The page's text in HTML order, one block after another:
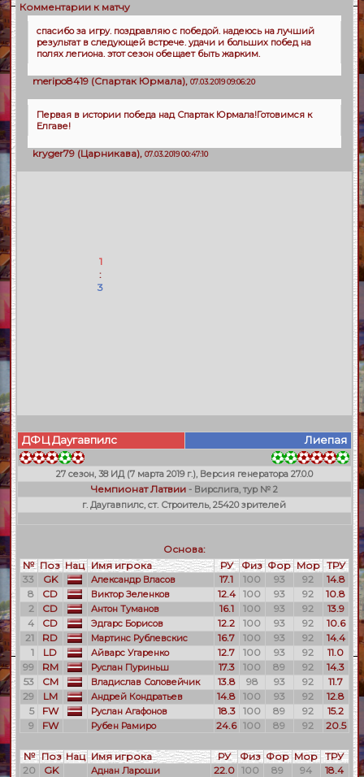
Комментарии к матчу
спасибо за игру. поздравляю с победой. надеюсь на лучший
результат в следующей встрече. удачи и больших побед на
полях легиона. этот сезон обещает быть жарким.
meripo8419(Спартак Юрмала), 07.03.2019 09:06:20
Первая в истории победа над Спартак Юрмала!Готовимся к
Елгаве!
kryger79(Царникава), 07.03.2019 00:47:10
1
:
3
ДФЦ Даугавпилс Лиепая
27 сезон, 38 ИД (7 марта 2019 г.), Версия генератора 27.0.0
Чемпионат Латвии- Вирслига, тур № 2
г. Даугавпилс, ст. Строитель, 25420 зрителей
Основа:
№ Поз Нац Имя игрока РУ Физ Фор Мор ТРУ
33
GK Александр Власов 17.1 100 93 92
14.8
8
CD Виктор Зеленков 12.4 100 93 92
10.8
2
CD Антон Туманов 16.1 100 93 92
13.9
4
CD Эдгарс Борисов 12.2 100 93 92
10.6
21
RD Мартинс Рублевскис 16.7 100 93 92
14.4
1
LD Айварс Угаренко 12.7 100 93 92
11.0
99
RM Руслан Пуриньш 17.3 100 89 92
14.3
53
CM Владислав Соловейчик 13.8 98 93 92
11.7
29
LM Андрей Кондратьев 14.8 100 93 92
12.8
5
FW Руслан Агафонов 18.3 100 89 92
15.2
9
FW Рубен Рамиро 24.6 100 89 92 20.5
№ Поз Нац Имя игрока РУ Физ Фор Мор ТРУ
20
GK Аднан Лароши 22.0 100 89 94
18.4